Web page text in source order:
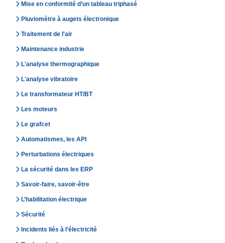
Mise en conformité d’un tableau triphasé
Pluviomètre à augets électronique
Traitement de l'air
Maintenance industrie
L'analyse thermographique
L'analyse vibratoire
Le transformateur HT/BT
Les moteurs
Le grafcet
Automatismes, les API
Perturbations électriques
La sécurité dans les ERP
Savoir-faire, savoir-être
L’habilitation électrique
Sécurité
Incidents liés à l’électricité